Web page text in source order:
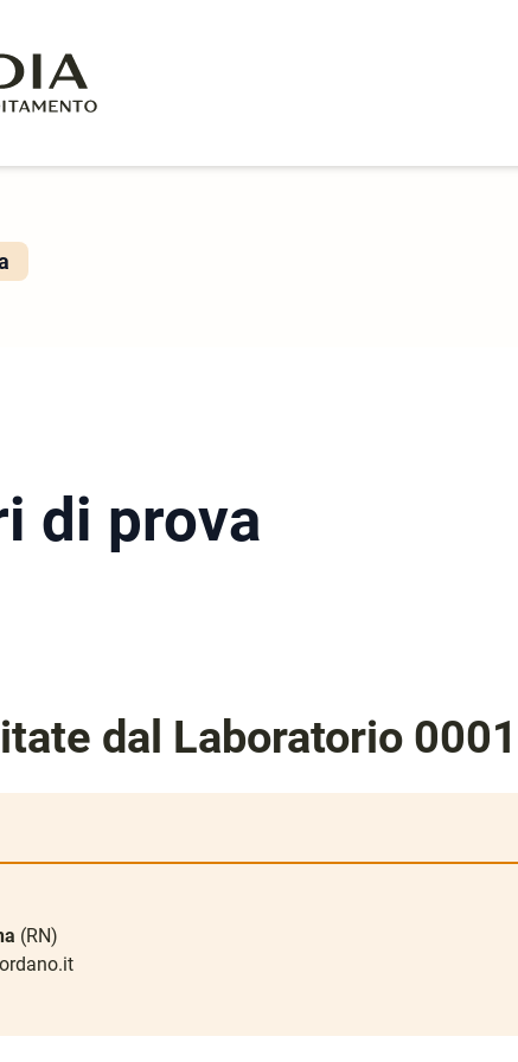
di prova
dal Laboratorio
(RN)